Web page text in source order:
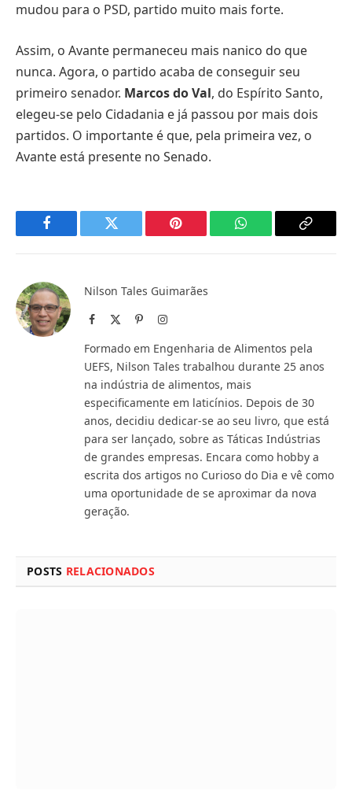
mudou para o PSD, partido muito mais forte.
Assim, o Avante permaneceu mais nanico do que
nunca. Agora, o partido acaba de conseguir seu
primeiro senador. Marcos do Val, do Espírito Santo,
elegeu-se pelo Cidadania e já passou por mais dois
partidos. O importante é que, pela primeira vez, o
Avante está presente no Senado.
Facebook Twitter Pinterest WhatsApp Copy
Nilson Tales Guimarães
Facebook PinterestInstagram
Formado em Engenharia de Alimentos pela
UEFS, Nilson Tales trabalhou durante 25 anos
na indústria de alimentos, mais
especificamente em laticínios. Depois de 30
anos, decidiu dedicar-se ao seu livro, que está
para ser lançado, sobre as Táticas Indústrias
de grandes empresas. Encara como hobby a
escrita dos artigos no Curioso do Dia e vê como
uma oportunidade de se aproximar da nova
geração.
POSTS RELACIONADOS